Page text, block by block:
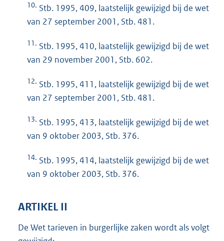
10. Stb. 1995, 409, laatstelijk gewijzigd bij de wet
van 27 september 2001, Stb. 481.
11. Stb. 1995, 410, laatstelijk gewijzigd bij de wet
van 29 november 2001, Stb. 602.
12. Stb. 1995, 411, laatstelijk gewijzigd bij de wet
van 27 september 2001, Stb. 481.
13. Stb. 1995, 413, laatstelijk gewijzigd bij de wet
van 9 oktober 2003, Stb. 376.
14. Stb. 1995, 414, laatstelijk gewijzigd bij de wet
van 9 oktober 2003, Stb. 376.
ARTIKEL II
De Wet tarieven in burgerlijke zaken wordt als volgt